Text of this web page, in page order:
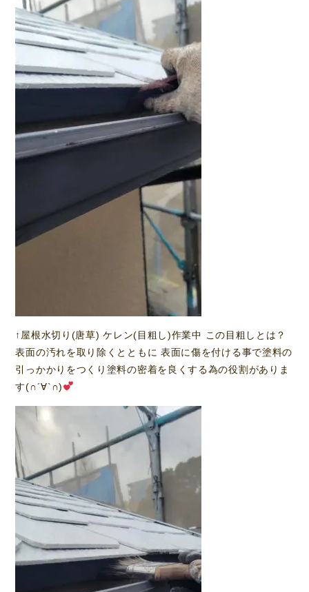
↑屋根水切り(唐草) ケレン(目粗し)作業中 この目粗しとは？
表面の汚れを取り除くとともに 表面に傷を付ける事で塗料の
引っかかりをつくり塗料の密着を良くする為の役割がありま
す(∩´∀`∩)